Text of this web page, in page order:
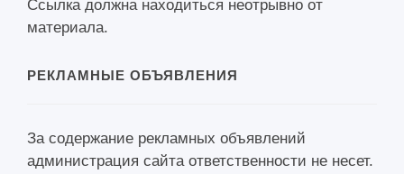
Ссылка должна находиться неотрывно от
материала.
РЕКЛАМНЫЕ ОБЪЯВЛЕНИЯ
За содержание рекламных объявлений
администрация сайта ответственности не несет.